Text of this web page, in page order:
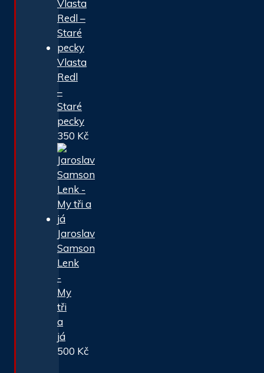
Vlasta
Redl
–
Staré
pecky
350 Kč
Jaroslav
Samson
Lenk
-
My
tři
a
já
500 Kč